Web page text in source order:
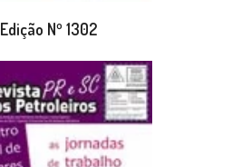
Edição Nº 1302